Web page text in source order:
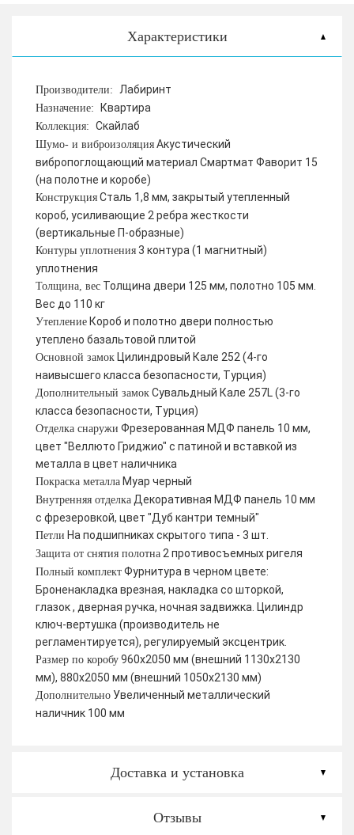
Характеристики
Производители: Лабиринт
Назначение: Квартира
Коллекция: Скайлаб
Шумо- и виброизоляция Акустический
вибропоглощающий материал Смартмат Фаворит 15
(на полотне и коробе)
Конструкция Сталь 1,8 мм, закрытый утепленный
короб, усиливающие 2 ребра жесткости
(вертикальные П-образные)
Контуры уплотнения 3 контура (1 магнитный)
уплотнения
Толщина, вес Толщина двери 125 мм, полотно 105 мм.
Вес до 110 кг
Утепление Короб и полотно двери полностью
утеплено базальтовой плитой
Основной замок Цилиндровый Кале 252 (4-го
наивысшего класса безопасности, Турция)
Дополнительный замок Сувальдный Кале 257L (3-го
класса безопасности, Турция)
Отделка снаружи Фрезерованная МДФ панель 10 мм,
цвет "Веллюто Гриджио" с патиной и вставкой из
металла в цвет наличника
Покраска металла Муар черный
Внутренняя отделка Декоративная МДФ панель 10 мм
с фрезеровкой, цвет "Дуб кантри темный"
Петли На подшипниках скрытого типа - 3 шт.
Защита от снятия полотна 2 противосъемных ригеля
Полный комплект Фурнитура в черном цвете:
Броненакладка врезная, накладка со шторкой,
глазок , дверная ручка, ночная задвижка. Цилиндр
ключ-вертушка (производитель не
регламентируется), регулируемый эксцентрик.
Размер по коробу 960х2050 мм (внешний 1130х2130
мм), 880х2050 мм (внешний 1050х2130 мм)
Дополнительно Увеличенный металлический
наличник 100 мм
Доставка и установка
Отзывы